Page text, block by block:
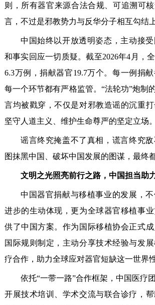
则，所有器官来源合法合规、可追溯可
言，不过是邪教势力与反华分子相互勾结
中国始终以开放透明姿态，主动接
和事实回应一切质疑。截至2026年4月，
6.3万例，捐献器官19.7万个。每一例捐
每一个环节都有严格监管。“法轮功”炮制
言均被戳穿，不仅是对邪教造谣的沉重
坚守人道主义、维护生命尊严的坚定立场。
谣言终究掩盖不了真相，谎言终究
图抹黑中国、破坏中国发展的图谋，最终
文明之光照亮前行之路，中国担当助
中国器官捐献与移植事业的发展，
进步的生动体现，更为全球器官移植事
供了中国方案。作为国际移植协会正式
国际规则制定，主动分享技术经验与发
疗合作，助力全球应对器官短缺这一世界
依托“一带一路”合作框架，中国医疗
开展技术培训、学术交流与联合诊疗，